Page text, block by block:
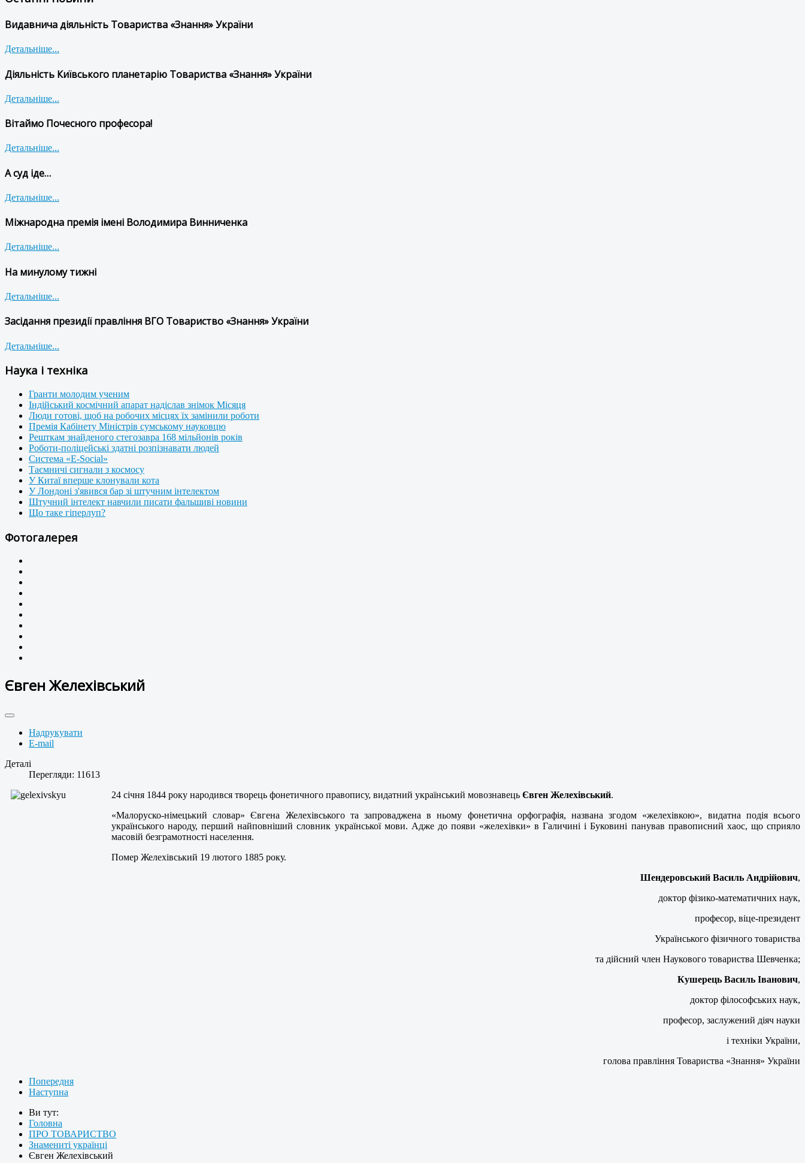
Видавнича діяльність Товариства «Знання» України
Детальніше...
Діяльність Київського планетарію Товариства «Знання» України
Детальніше...
Вітаймо Почесного професора!
Детальніше...
А суд іде…
Детальніше...
Міжнародна премія імені Володимира Винниченка
Детальніше...
На минулому тижні
Детальніше...
Засідання президії правління ВГО Товариство «Знання» України
Детальніше...
Наука і техніка
Гранти молодим ученим
Індійський космічний апарат надіслав знімок Місяця
Люди готові, щоб на робочих місцях їх замінили роботи
Премія Кабінету Міністрів сумському науковцю
Решткам знайденого стегозавра 168 мільйонів років
Роботи-поліцейські здатні розпізнавати людей
Система «E-Social»
Таємничі сигнали з космосу
У Китаї вперше клонували кота
У Лондоні з'явився бар зі штучним інтелектом
Штучний інтелект навчили писати фальшиві новини
Що таке гіперлуп?
Фотогалерея
Євген Желехівський
Надрукувати
E-mail
Деталі
Перегляди: 11613
24 січня 1844 року народився творець фонетичного правопису, видатний український мовознавець Євген Желехівський.
«Малоруско-німецький словар» Євгена Желехівського та запроваджена в ньому фонетична орфографія, названа згодом «желехівкою», видатна подія всього
українського народу, перший найповніший словник української мови. Адже до появи «желехівки» в Галичині і Буковині панував правописний хаос, що сприяло
масовій безграмотності населення.
Помер Желехівський 19 лютого 1885 року.
Шендеровський Василь Андрійович,
доктор фізико-математичних наук,
професор, віце-президент
Українського фізичного товариства
та дійсний член Наукового товариства Шевченка;
Кушерець Василь Іванович,
доктор філософських наук,
професор, заслужений діяч науки
і техніки України,
голова правління Товариства «Знання» України
Попередня
Наступна
Ви тут:
Головна
ПРО ТОВАРИСТВО
Знамениті українці
Євген Желехівський